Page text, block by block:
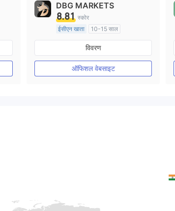
DBG MARKETS
8.81 स्कोर
ईसीएन खाता
10-15 साल
ऑस्ट्रेलिया विनियमन
मार्केट मेकिंग (एमएम)
मुख्य-लेबल MT4
विवरण
ऑफिशल वेबसाइट